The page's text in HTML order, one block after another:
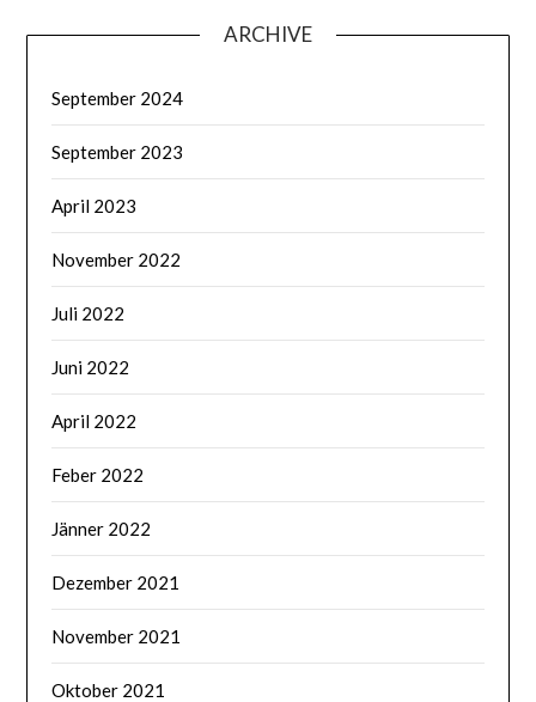
ARCHIVE
September 2024
September 2023
April 2023
November 2022
Juli 2022
Juni 2022
April 2022
Feber 2022
Jänner 2022
Dezember 2021
November 2021
Oktober 2021